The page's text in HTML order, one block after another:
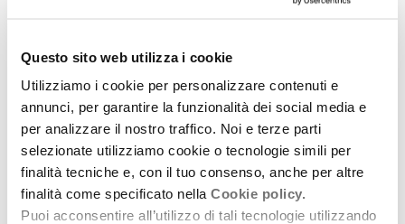
Questo sito web utilizza i cookie
Utilizziamo i cookie per personalizzare contenuti e
annunci, per garantire la funzionalità dei social media e
per analizzare il nostro traffico. Noi e terze parti
selezionate utilizziamo cookie o tecnologie simili per
finalità tecniche e, con il tuo consenso, anche per altre
finalità come specificato nella Cookie policy.
Puoi acconsentire all’utilizzo di tali tecnologie utilizzando
al Prologo e all’Epilogo, interpretano con un taglio
contemporaneo la traccia della narrazione originale
shakeasperiana.
Coreografia di Giuseppe Spota – musiche originali di Giuliano
Sangiorgi – drammaturgia Pasquale Plastino – per 16 danzatori
– produzione Fondazione Nazionale della Danza / Aterballetto.